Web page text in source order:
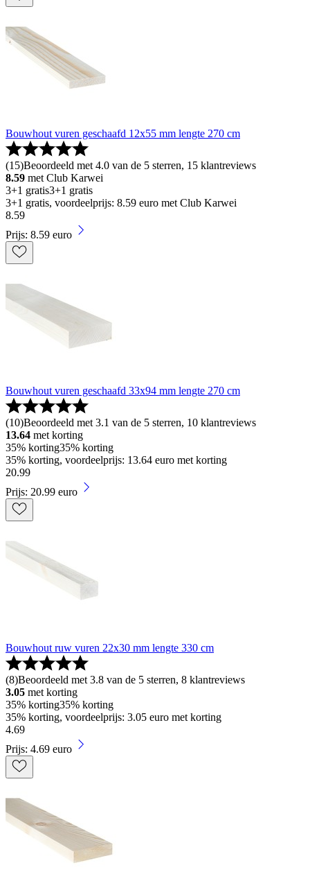
Bouwhout vuren geschaafd 12x55 mm lengte 270 cm
(15)Beoordeeld met 4.0 van de 5 sterren, 15 klantreviews
8.59 met Club Karwei
3+1 gratis3+1 gratis
3+1 gratis, voordeelprijs: 8.59 euro met Club Karwei
8.59
Prijs: 8.59 euro
Bouwhout vuren geschaafd 33x94 mm lengte 270 cm
(10)Beoordeeld met 3.1 van de 5 sterren, 10 klantreviews
13.64 met korting
35% korting35% korting
35% korting, voordeelprijs: 13.64 euro met korting
20.99
Prijs: 20.99 euro
Bouwhout ruw vuren 22x30 mm lengte 330 cm
(8)Beoordeeld met 3.8 van de 5 sterren, 8 klantreviews
3.05 met korting
35% korting35% korting
35% korting, voordeelprijs: 3.05 euro met korting
4.69
Prijs: 4.69 euro